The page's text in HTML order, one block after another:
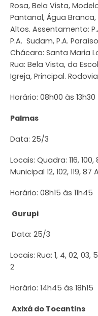
Rosa, Bela Vista,
Pantanal, Água
Altos. Assentamento:
P.A. Sudam, P.A.
Chácara: Santa Maria
Rua: Bela Vista, da
Igreja, Principal.
Horário: 08h00 às 13h30
Palmas
Data: 25/3
Locais: Quadra: 116, 100,
Municipal 12, 102, 119,
Horário: 08h15 às 11h45
Gurupi
Data: 25/3
Locais: Rua: 1, 4, 02, 03,
2
Horário: 14h45 às 18h15
Axixá do Tocantins